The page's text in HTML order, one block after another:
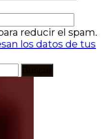
reducir el spam.
los datos de tus